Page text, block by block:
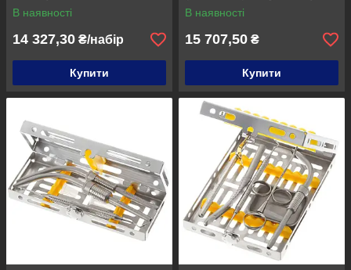
В наявності
14 327,30 ₴/набір
Купити
Italy)
В наявності
15 707,50 ₴
Купити